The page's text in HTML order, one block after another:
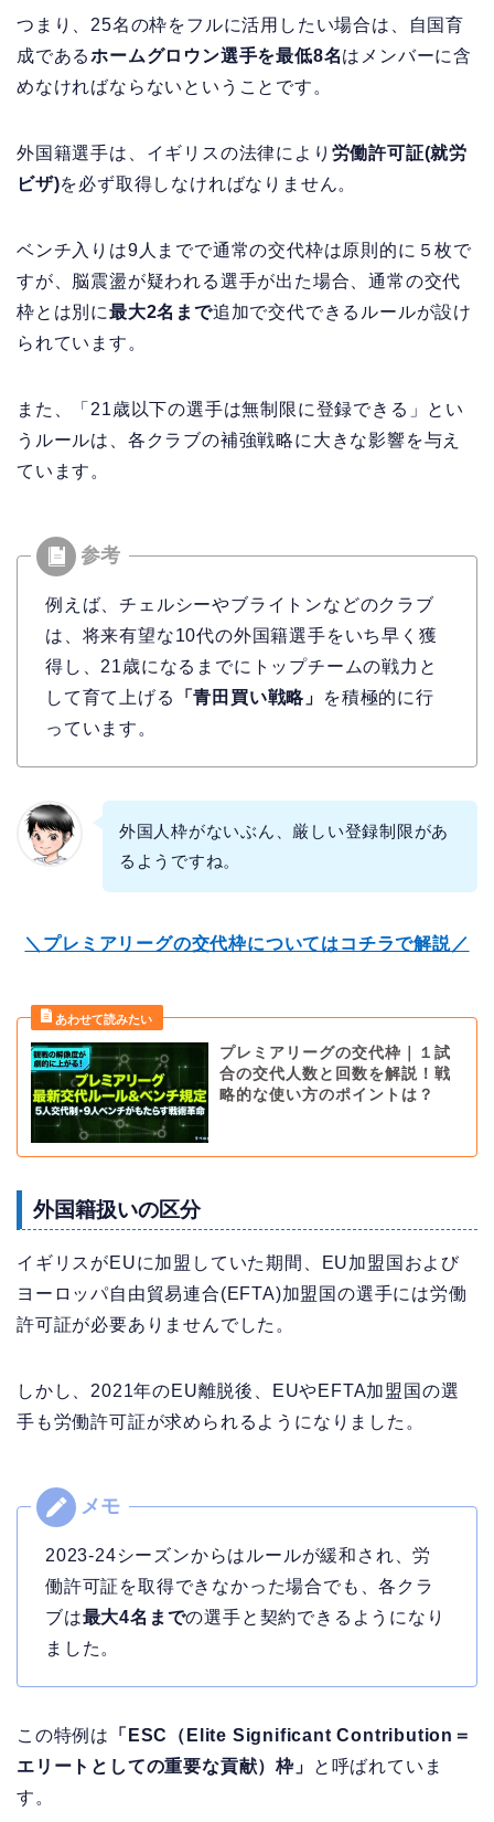
つまり、25名の枠をフルに活用したい場合は、自国育
成であるホームグロウン選手を最低8名はメンバーに含
めなければならないということです。
外国籍選手は、イギリスの法律により 労働許可証(就労
ビザ)を必ず取得しなければなりません。
ベンチ入りは9人までで通常の交代枠は原則的に５枚で
すが、脳震盪が疑われる選手が出た場合、通常の交代
枠とは別に最大2名まで追加で交代できるルールが設け
られています。
また、「21歳以下の選手は無制限に登録できる」とい
うルールは、各クラブの補強戦略に大きな影響を与え
ています。
例えば、チェルシーやブライトンなどのクラブ
は、将来有望な10代の外国籍選手をいち早く獲
得し、21歳になるまでにトップチームの戦力と
して育て上げる
「青田買い戦略」
を積極的に行
っています。
外国人枠がないぶん、厳しい登録制限があ
るようですね。
＼プレミアリーグの交代枠についてはコチラで解説／
プレミアリーグの交代枠｜１試
合の交代人数と回数を解説！戦
略的な使い方のポイントは？
外国籍扱いの区分
イギリスがEUに加盟していた期間、EU加盟国および
ヨーロッパ自由貿易連合(EFTA)加盟国の選手には労働
許可証が必要ありませんでした。
しかし、2021年のEU離脱後、EUやEFTA加盟国の選
手も労働許可証が求められるようになりました。
2023-24シーズンからはルールが緩和され、労
働許可証を取得できなかった場合でも、各クラ
ブは最大4名までの選手と契約できるようになり
ました。
この特例は
「ESC（Elite Significant Contribution＝
エリートとしての重要な貢献）枠」
と呼ばれていま
す。